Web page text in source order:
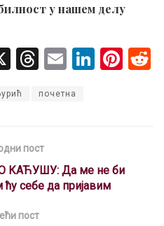
у нашем делу
X T
e
s
E
ail
Li Pi
почетна
пост
КАЋУШУ: Да ме не би
ћу себе да пријавим
пост